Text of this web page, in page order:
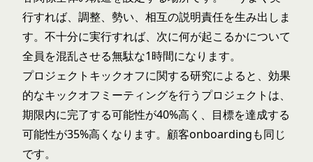
行すれば、調整、勢い、相互の説明責任を生み出しま
す。不十分に実行すれば、次に何が起こるかについて
全員を混乱させる無駄な1時間になります。
プロジェクトキックオフに関する研究によると、効果
的なキックオフミーティングを行うプロジェクトは、
期限内に完了する可能性が40%高く、目標を達成する
可能性が35%高くなります。顧客onboardingも同じ
です。